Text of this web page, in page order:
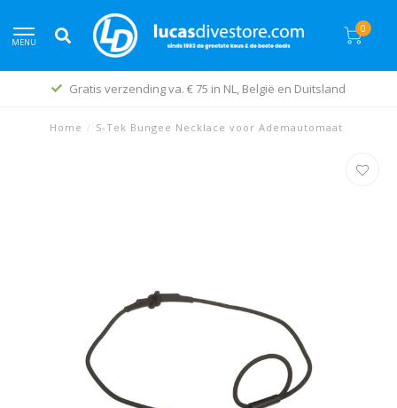
MENU
0
verzending va. € 75 in NL, België en Duitsland
Home / S-Tek Bungee Necklace voor Ademautomaat